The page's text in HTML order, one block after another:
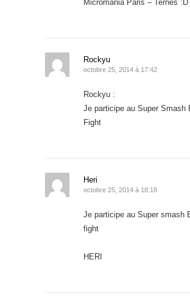
Micromania Paris – Ternes :D
Rockyu
octobre 25, 2014 à 17:42
Rockyu :
Je participe au Super Smash
Fight
Heri
octobre 25, 2014 à 18:18
Je participe au Super smash
fight
HERI